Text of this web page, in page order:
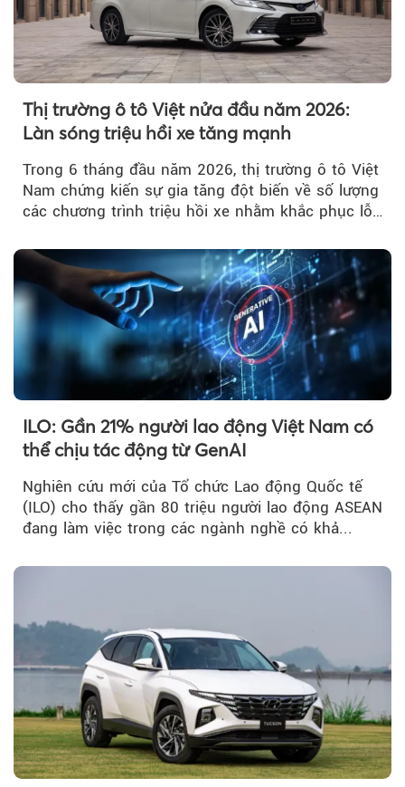
Thị trường ô tô Việt nửa đầu năm 2026:
Làn sóng triệu hồi xe tăng mạnh
Trong 6 tháng đầu năm 2026, thị trường ô tô Việt
Nam chứng kiến sự gia tăng đột biến về số lượng
các chương trình triệu hồi xe nhằm khắc phục lỗi
ILO: Gần 21% người lao động Việt Nam có
thể chịu tác động từ GenAI
Nghiên cứu mới của Tổ chức Lao động Quốc tế
(ILO) cho thấy gần 80 triệu người lao động ASEAN
đang làm việc trong các ngành nghề có khả...